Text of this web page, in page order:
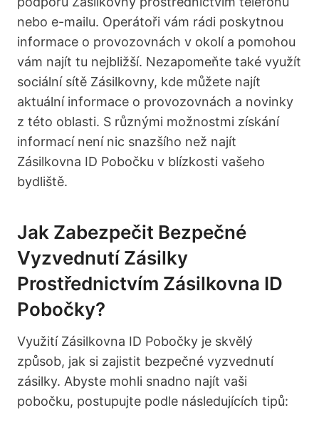
nebo e-mailu. Operátoři vám rádi poskytnou
informace o provozovnách v okolí a pomohou
vám najít tu nejbližší. Nezapomeňte také využít
sociální sítě Zásilkovny, kde můžete najít
aktuální informace o provozovnách a novinky
z této oblasti. S různými možnostmi získání
informací není nic snazšího než najít
Zásilkovna ID Pobočku v blízkosti vašeho
bydliště.
Jak Zabezpečit Bezpečné
Vyzvednutí Zásilky
Prostřednictvím Zásilkovna ID
Pobočky?
Využití Zásilkovna ID Pobočky je skvělý
způsob, jak si zajistit bezpečné vyzvednutí
zásilky. Abyste mohli snadno najít vaši
pobočku, postupujte podle následujících tipů: